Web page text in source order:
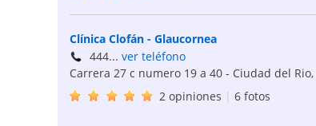
Clínica Clofán - Glaucornea
444... ver teléfono
Carrera 27 c numero 19 a 40 - Ciudad del Rio,
2 opiniones | 6 fotos